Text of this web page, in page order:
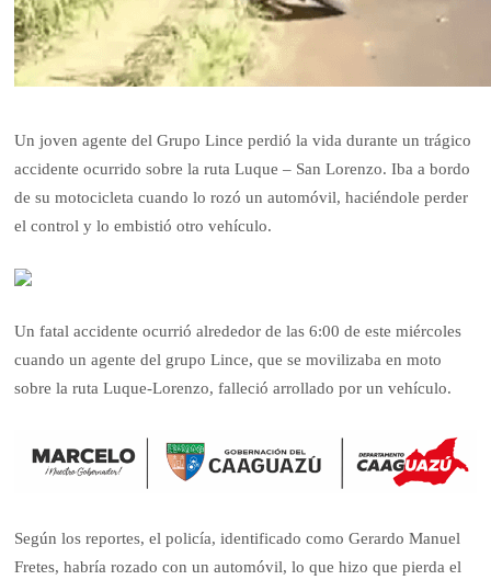
Un joven agente del Grupo Lince perdió la vida durante un trágico
accidente ocurrido sobre la ruta Luque – San Lorenzo. Iba a bordo
de su motocicleta cuando lo rozó un automóvil, haciéndole perder
el control y lo embistió otro vehículo.
Un fatal accidente ocurrió alrededor de las 6:00 de este miércoles
cuando un agente del grupo Lince, que se movilizaba en moto
sobre la ruta Luque-Lorenzo, falleció arrollado por un vehículo.
Según los reportes, el policía, identificado como Gerardo Manuel
Fretes, habría rozado con un automóvil, lo que hizo que pierda el